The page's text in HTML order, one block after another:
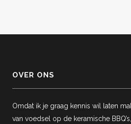
OVER ONS
Omdat ik je graag kennis wil laten
van voedsel op de keramische